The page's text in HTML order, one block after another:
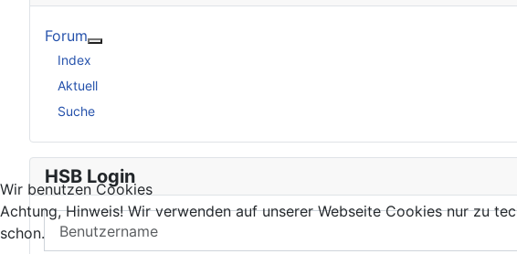
Forum
Index
Aktuell
Suche
HSB Login
Benutzername
Wir benutzen Cookies
Achtung, Hinweis! Wir verwenden auf unserer Webseite Cookies nur zu
schon.